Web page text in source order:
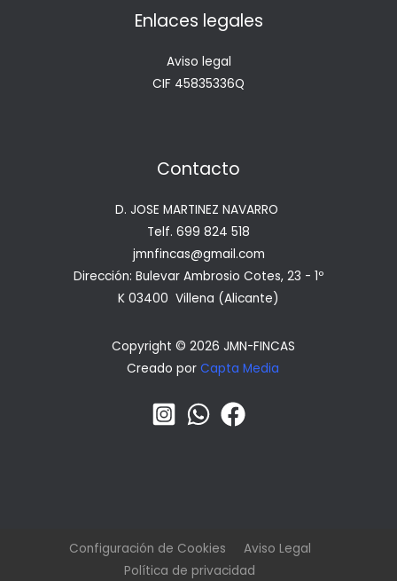
Enlaces legales
Aviso legal
CIF 45835336Q
Contacto
D. JOSE MARTINEZ NAVARRO
Telf. 699 824 518
jmnfincas@gmail.com
Dirección: Bulevar Ambrosio Cotes, 23 - 1º
K 03400 Villena (Alicante)
Copyright © 2026 JMN-FINCAS
Creado por Capta Media
Configuración de Cookies
Aviso Legal
Política de privacidad